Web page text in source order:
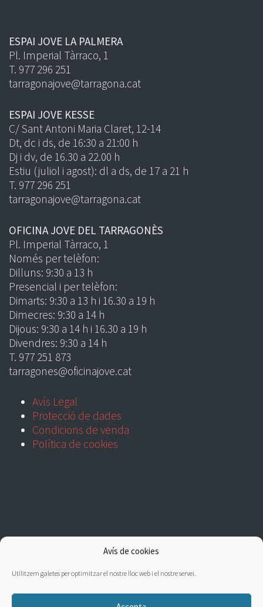
Avís de cookies
Utilitzem galetes per optimitzar el nostre lloc web i el nostre servei.
ESPAI JOVE LA PALMERA
Pl. Imperial Tàrraco, 1
T. 977 296 251
tarragonajove@tarragona.cat
ESPAI JOVE KESSE
C/ Sant Antoni Maria Claret, 12-14
Dt, dc i ds, de 16:30 a 21:00 h
Dj i dv, de 16.30 a 22.00 h
Estiu (juliol i agost): dl a ds, de 17 a 21 h
T. 977 296 251
tarragonajove@tarragona.cat
OFICINA JOVE DEL TARRAGONÈS
Pl. Imperial Tàrraco, 1
Només per telèfon:
Dilluns: 9:30 a 13 h
Presencial i per telèfon:
Dimarts: 9:30 a 13 h i 16.30 a 19 h
Dimecres: 9:30 a 14 h
Dijous: 9:30 a 14 h i 16.30 a 19 h
Divendres: 9:30 a 14 h
T. 977 251 873
tarragones@oficinajove.cat
Avís Legal
Protecció de dades
Condicions de venda
Política de cookies